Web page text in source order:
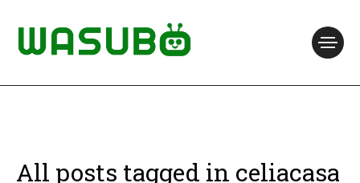
All posts tagged in celiacasa